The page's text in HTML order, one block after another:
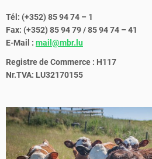
Tél: (+352) 85 94 74 – 1
Fax: (+352) 85 94 79 / 85 94 74 – 41
E-Mail : mail@mbr.lu
Registre de Commerce : H117
Nr.TVA: LU32170155